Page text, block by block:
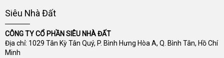
Siêu Nhà Đất
CÔNG TY CỔ PHẦN SIÊU NHÀ ĐẤT
Địa chỉ: 1029 Tân Kỳ Tân Quý, P. Bình Hưng Hòa A, Q. Bình Tân, Hồ Chí
Minh